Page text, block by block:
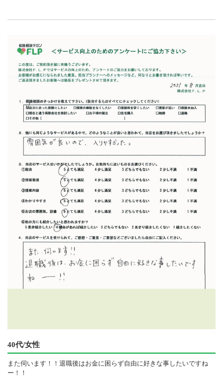
40代/女性
また伺います！！退職後はお金に困らず自由に好きな事したいですね
ー！！